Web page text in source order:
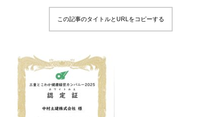
この記事のタイトルとURLをコピーする